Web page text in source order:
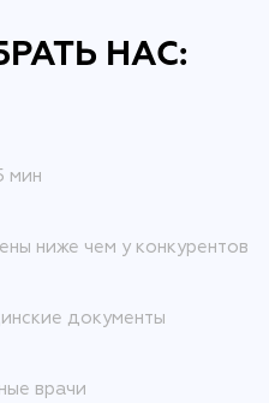
НАС:
мин
ниже чем у конкурентов
документы
врачи